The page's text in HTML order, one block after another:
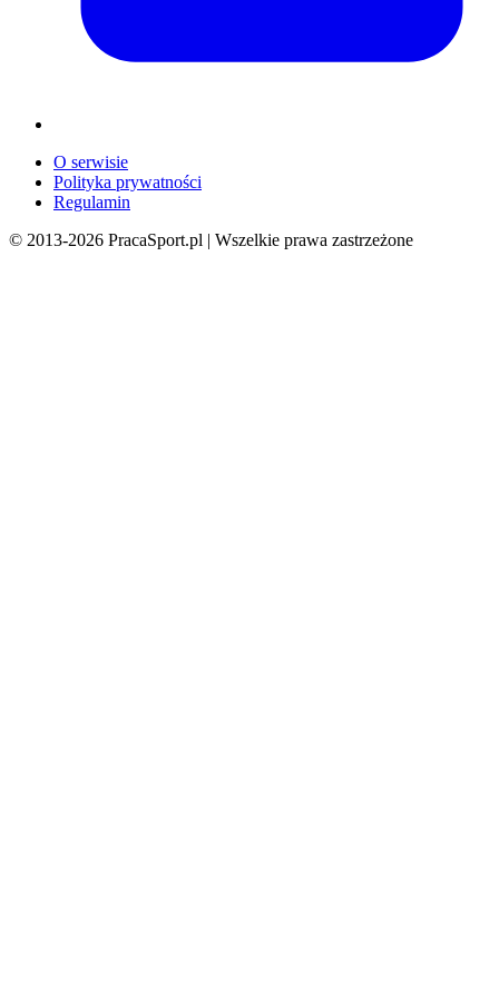
O serwisie
Polityka prywatności
Regulamin
© 2013-2026 PracaSport.pl | Wszelkie prawa zastrzeżone